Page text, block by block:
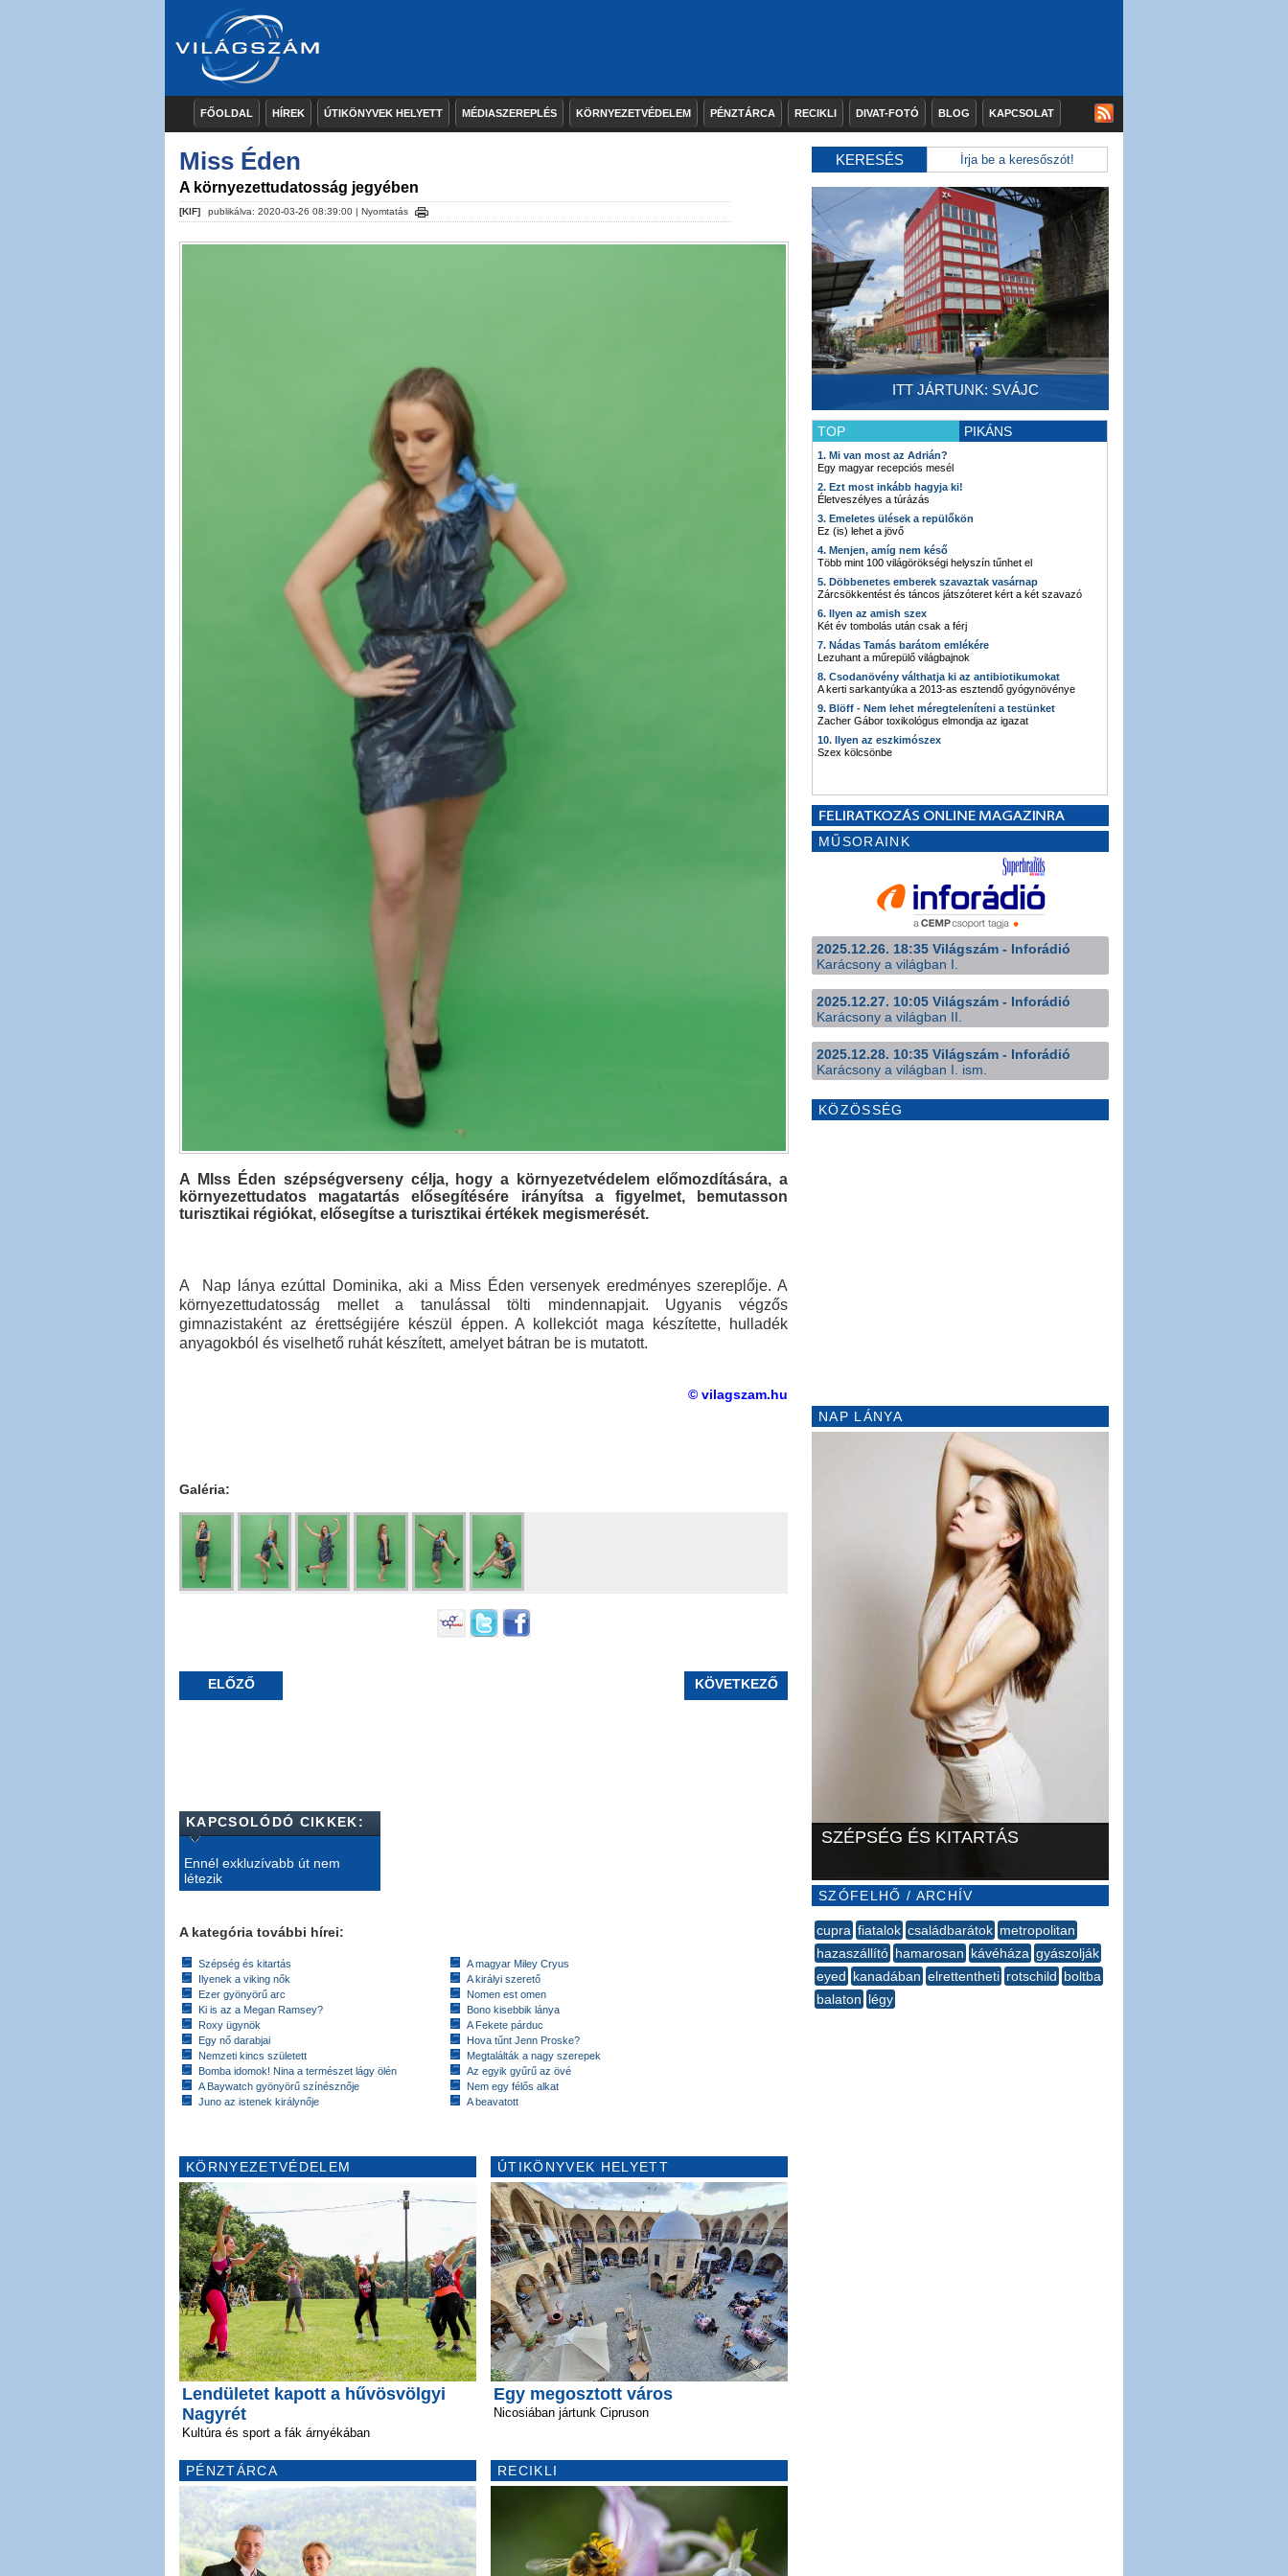
FŐOLDAL HÍREK ÚTIKÖNYVEK HELYETT MÉDIASZEREPLÉS KÖRNYEZETVÉDELEM PÉNZTÁRCA RECIKLI DIVAT-FOTÓ BLOG KAPCSOLAT
Miss Éden
A környezettudatosság jegyében
[KIF] publikálva: 2020-03-26 08:39:00 | Nyomtatás
A MIss Éden szépségverseny célja, hogy a környezetvédelem előmozdítására, a
környezettudatos magatartás elősegítésére irányítsa a figyelmet, bemutasson
turisztikai régiókat, elősegítse a turisztikai értékek megismerését.
A Nap lánya ezúttal Dominika, aki a Miss Éden versenyek eredményes szereplője. A
környezettudatosság mellet a tanulással tölti mindennapjait. Ugyanis végzős
gimnazistaként az érettségijére készül éppen. A kollekciót maga készítette, hulladék
anyagokból és viselhető ruhát készített, amelyet bátran be is mutatott.
© vilagszam.hu
Galéria:
ELŐZŐ KÖVETKEZŐ
KAPCSOLÓDÓ CIKKEK:
Ennél exkluzívabb út nem
létezik
A kategória további hírei:
Szépség és kitartás
Ilyenek a viking nők
Ezer gyönyörű arc
Ki is az a Megan Ramsey?
Roxy ügynök
Egy nő darabjai
Nemzeti kincs született
Bomba idomok! Nina a természet lágy ölén
A Baywatch gyönyörű színésznője
Juno az istenek királynője
A magyar Miley Cryus
A királyi szerető
Nomen est omen
Bono kisebbik lánya
A Fekete párduc
Hova tűnt Jenn Proske?
Megtalálták a nagy szerepek
Az egyik gyűrű az övé
Nem egy félős alkat
A beavatott
KÖRNYEZETVÉDELEM
Lendületet kapott a hűvösvölgyi
Nagyrét
Kultúra és sport a fák árnyékában
PÉNZTÁRCA
ÚTIKÖNYVEK HELYETT
Egy megosztott város
Nicosiában jártunk Cipruson
RECIKLI
KERESÉS
ITT JÁRTUNK: SVÁJC
TOP PIKÁNS
1. Mi van most az Adrián?
Egy magyar recepciós mesél
2. Ezt most inkább hagyja ki!
Életveszélyes a túrázás
3. Emeletes ülések a repülőkön
Ez (is) lehet a jövő
4. Menjen, amíg nem késő
Több mint 100 világörökségi helyszín tűnhet el
5. Döbbenetes emberek szavaztak vasárnap
Zárcsökkentést és táncos játszóteret kért a két szavazó
6. Ilyen az amish szex
Két év tombolás után csak a férj
7. Nádas Tamás barátom emlékére
Lezuhant a műrepülő világbajnok
8. Csodanövény válthatja ki az antibiotikumokat
A kerti sarkantyúka a 2013-as esztendő gyógynövénye
9. Blöff - Nem lehet méregteleníteni a testünket
Zacher Gábor toxikológus elmondja az igazat
10. Ilyen az eszkimószex
Szex kölcsönbe
MŰSORAINK
2025.12.26. 18:35 Világszám - Inforádió
Karácsony a világban I.
2025.12.27. 10:05 Világszám - Inforádió
Karácsony a világban II.
2025.12.28. 10:35 Világszám - Inforádió
Karácsony a világban I. ism.
KÖZÖSSÉG
NAP LÁNYA
SZÉPSÉG ÉS KITARTÁS
SZÓFELHŐ / ARCHÍV
cupra fiatalok családbarátok metropolitan
hazaszállító hamarosan kávéháza gyászolják
eyed kanadában elrettentheti rotschild boltba
balaton légy